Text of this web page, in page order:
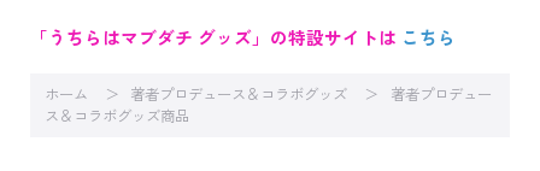
「うちらはマブダチ グッズ」の特設サイトは こちら
ホーム 著者プロデュース＆コラボグッズ
著者プロデュー
ス＆コラボグッズ商品